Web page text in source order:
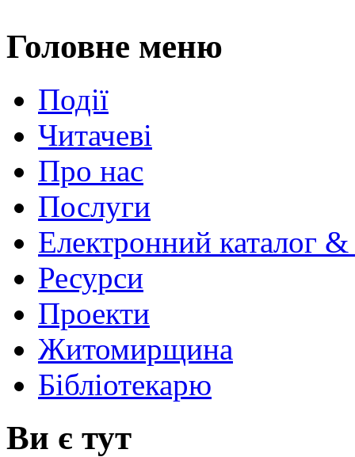
Головне меню
Події
Читачеві
Про нас
Послуги
Електронний каталог
Ресурси
Проекти
Житомирщина
Бібліотекарю
Ви є тут